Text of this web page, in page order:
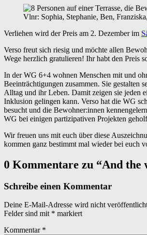
Vlnr: Sophia, Stephanie, Ben,
Verliehen wird der Preis am 2. Dezember im
Verso freut sich riesig und möchte allen
Wege herzlich gratulieren! Ihr habt den Preis
In der WG 6+4 wohnen Menschen mit und
Beeinträchtigungen zusammen. Sie gestalten
Alltag und ihr Leben. Damit zeigen sie jeden
Inklusion gelingen kann. Verso hat die WG
besucht und die Bewohner:innen
WG bei einigen partizipativen Projekten
Wir freuen uns mit euch über diese
kommen ganz bestimmt mal wieder bei euch
Skip
back
main
0 Kommentare zu “And the
Schreibe einen Kommentar
Deine E-Mail-Adresse wird nicht
Felder sind mit * markiert
Kommentar *